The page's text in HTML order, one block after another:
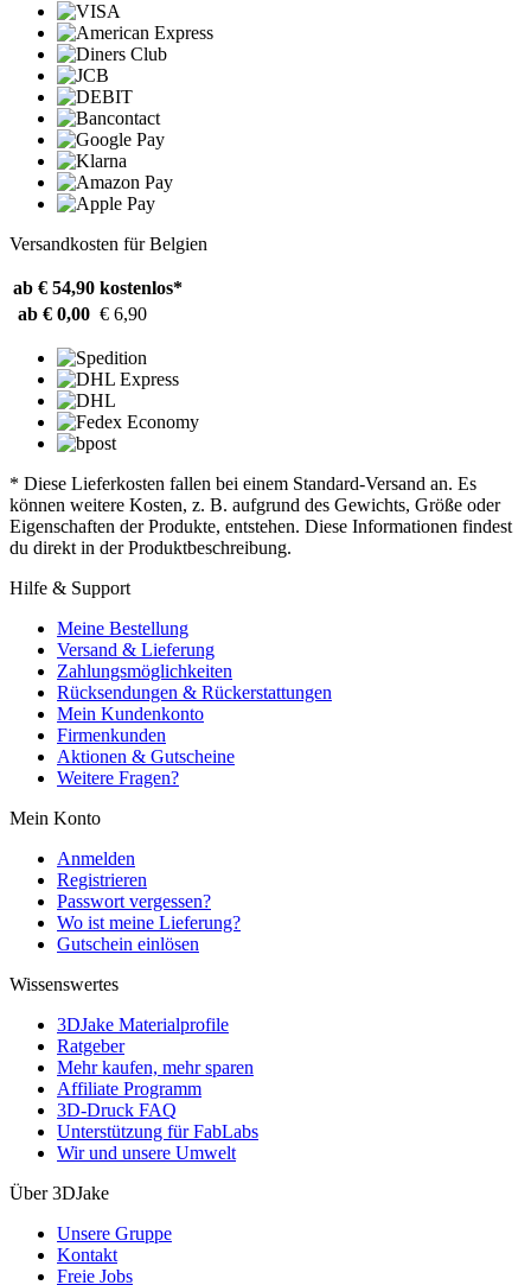
Versandkosten für Belgien
ab € 54,90 kostenlos*
ab € 0,00 € 6,90
* Diese Lieferkosten fallen bei einem Standard-Versand an. Es
können weitere Kosten, z. B. aufgrund des Gewichts, Größe oder
Eigenschaften der Produkte, entstehen. Diese Informationen findest
du direkt in der Produktbeschreibung.
Hilfe & Support
Meine Bestellung
Versand & Lieferung
Zahlungsmöglichkeiten
Rücksendungen & Rückerstattungen
Mein Kundenkonto
Firmenkunden
Aktionen & Gutscheine
Weitere Fragen?
Mein Konto
Anmelden
Registrieren
Passwort vergessen?
Wo ist meine Lieferung?
Gutschein einlösen
Wissenswertes
3DJake Materialprofile
Ratgeber
Mehr kaufen, mehr sparen
Affiliate Programm
3D-Druck FAQ
Unterstützung für FabLabs
Wir und unsere Umwelt
Über 3DJake
Unsere Gruppe
Kontakt
Freie Jobs